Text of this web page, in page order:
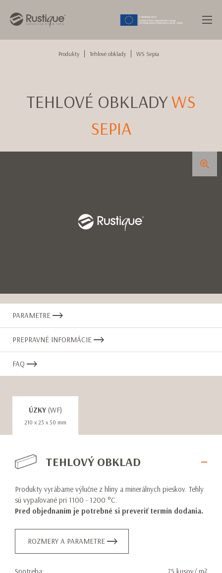
Produkty Tehlové obklady WS Sepia
TEHLOVÉ OBKLADYWS
SEPIA
PARAMETRE
PREPRAVNÉ INFORMÁCIE
FAQ
ÚZKY(WF)
210 x 23 x 50 mm
TEHLOVÝ OBKLAD
Produkty vyrábame výlučne z hliny a minerálnych pieskov. Tehly
sú vypaľované pri 1100 - 1200 °C.
Pred objednaním je potrebné si preveriť termín dodania.
ROZMERY A PARAMETRE